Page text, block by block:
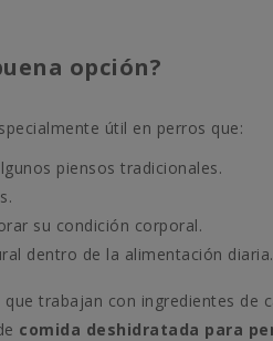
opción?
útil en perros que:
piensos tradicionales.
su condición corporal.
dentro de la alimentación diaria.
trabajan con ingredientes
comida deshidratada para